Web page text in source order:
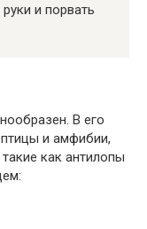
и порвать
В его
и амфибии,
как антилопы